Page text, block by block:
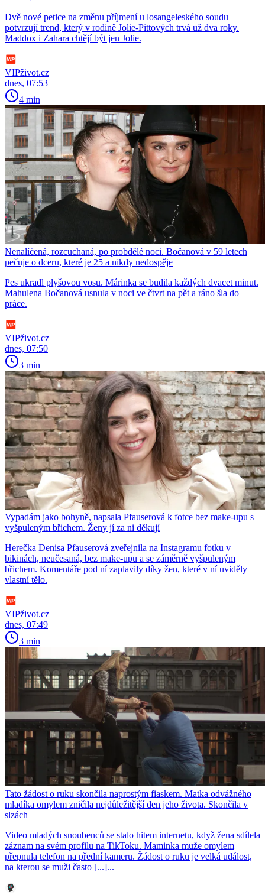
Dvě nové petice na změnu příjmení u losangeleského soudu
potvrzují trend, který v rodině Jolie-Pittových trvá už dva roky.
Maddox i Zahara chtějí být jen Jolie.
VIPživot.cz
dnes, 07:53
4 min
Nenalíčená, rozcuchaná, po probdělé noci. Bočanová v 59 letech
pečuje o dceru, které je 25 a nikdy nedospěje
Pes ukradl plyšovou vosu. Márinka se budila každých dvacet minut.
Mahulena Bočanová usnula v noci ve čtvrt na pět a ráno šla do
práce.
VIPživot.cz
dnes, 07:50
3 min
Vypadám jako bohyně, napsala Pfauserová k fotce bez make-upu s
vyšpuleným břichem. Ženy jí za ni děkují
Herečka Denisa Pfauserová zveřejnila na Instagramu fotku v
bikinách, neučesaná, bez make-upu a se záměrně vyšpuleným
břichem. Komentáře pod ní zaplavily díky žen, které v ní uviděly
vlastní tělo.
VIPživot.cz
dnes, 07:49
3 min
Tato žádost o ruku skončila naprostým fiaskem. Matka odvážného
mladíka omylem zničila nejdůležitější den jeho života. Skončila v
slzách
Video mladých snoubenců se stalo hitem internetu, když žena sdílela
záznam na svém profilu na TikToku. Maminka muže omylem
přepnula telefon na přední kameru. Žádost o ruku je velká událost,
na kterou se muži často [...]...